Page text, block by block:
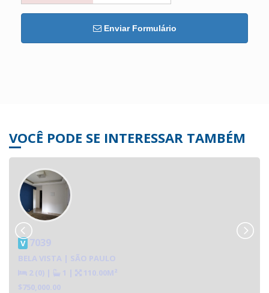
Enviar Formulário
VOCÊ PODE SE INTERESSAR TAMBÉM
V 7039
BELA VISTA | SÃO PAULO
2 (0) | 1 |
110.00M²
$750,000.00